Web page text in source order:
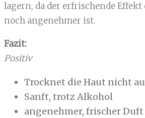
lagern, da der erfrischende
noch angenehmer ist.
Fazit:
Positiv
Trocknet die Haut nicht
Sanft, trotz Alkohol
angenehmer, frischer Duft